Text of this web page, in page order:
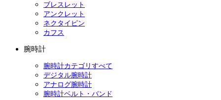
ブレスレット
アンクレット
ネクタイピン
カフス
腕時計
腕時計カテゴリすべて
デジタル腕時計
アナログ腕時計
腕時計ベルト・バンド